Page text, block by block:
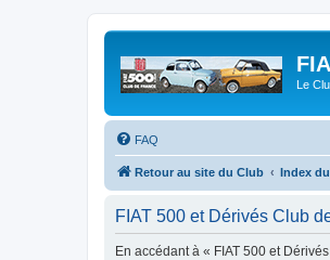
Le
FAQ
Retour au site du Club Index
FIAT 500 et Dérivés Club
En accédant à « FIAT 500 et